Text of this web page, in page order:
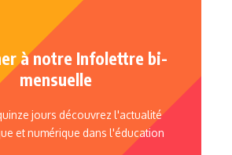
à notre Infolettre bi-
mensuelle
jours découvrez l'actualité
et numérique dans l'éducation